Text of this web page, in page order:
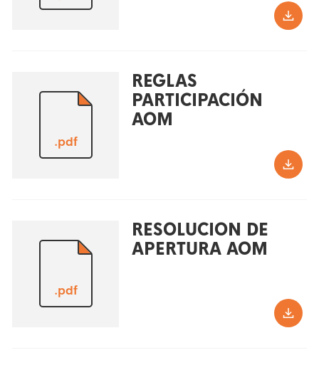
.pdf
REGLAS
PARTICIPACIÓN
AOM
.pdf
RESOLUCION DE
APERTURA AOM